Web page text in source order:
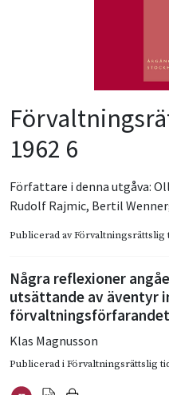
1962 6
Författare i denna utgåva:
Rudolf Rajmic, Bertil
Publicerad avFörvaltningsrättslig
Några reflexioner
utsättande av äventyr
förvaltningsförfarandet
Klas Magnusson
Publicerad iFörvaltningsrättslig